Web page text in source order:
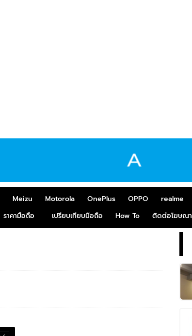
Meizu Motorola OnePlus OPPO realme
ราคามือถือ เปรียบเทียบมือถือ How To ติดต่อโฆษณา